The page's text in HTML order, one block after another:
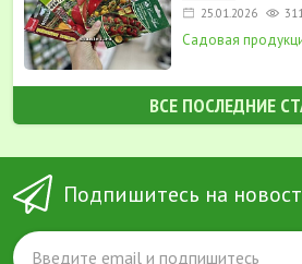
25.01.2026
Садовая
ВСЕ ПОСЛЕДНИЕ
Подпишитесь на